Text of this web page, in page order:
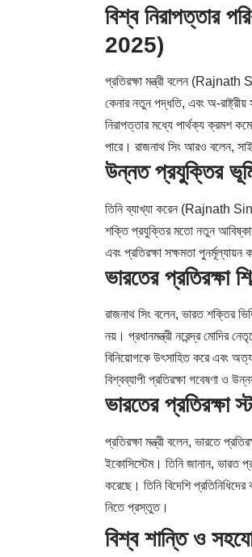
বিশ্ব
2025)
প্রতিরক্ষা মন্ত্রী বলেন (Rajnath
কেনার নতুন পদ্ধতি, এবং অ-
নিরাপত্তার মধ্যে পার্থক্য ক্রমশ
পারে। রাজনাথ সিং আরও বলেন,
উন্নত প্রযুক্তির
তিনি ব্যাখ্যা করেন (Rajnath
শক্তি প্রযুক্তির মতো নতুন
এবং প্রতিরক্ষা সক্ষমতা পুনর্মূল্যায়ন
ভারতের প্রতিরক্ষা
রাজনাথ সিং বলেন, ভারত শক্তির
নয়। প্রধানমন্ত্রী নরেন্দ্র মোদির
বিনিয়োগকে উৎসাহিত করে এবং
বিশ্বব্যাপী প্রতিরক্ষা গবেষণা ও
ভারতের প্রতিরক্ষা
প্রতিরক্ষা মন্ত্রী বলেন, ভারতে
ইকোসিস্টেম। তিনি জানান, ভারত
করেছে। তিনি বিদেশি
নিতে প্রস্তুত।
বিশ্ব শান্তি ও